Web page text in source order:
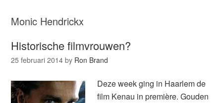
Monic Hendrickx
Historische filmvrouwen?
25 februari 2014 by Ron Brand
Deze week ging in Haarlem de
film Kenau in première. Gouden